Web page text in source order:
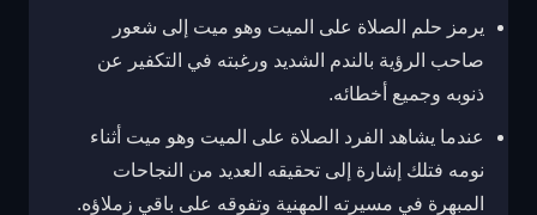
يرمز حلم الصلاة على الميت وهو ميت إلى شعور
صاحب الرؤية بالندم الشديد ورغبته في التكفير عن
ذنوبه وجميع أخطائه.
عندما يشاهد الفرد الصلاة على الميت وهو ميت أثناء
نومه فتلك إشارة إلى تحقيقه العديد من النجاحات
المبهرة في مسيرته المهنية وتفوقه على باقي زملاؤه.